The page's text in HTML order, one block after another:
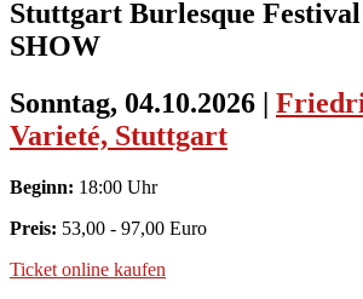
Stuttgart Burlesque
SHOW
Sonntag, 04.10.2026 |
Varieté, Stuttgart
Beginn: 18:00 Uhr
Preis: 53,00 - 97,00 Euro
Ticket online kaufen